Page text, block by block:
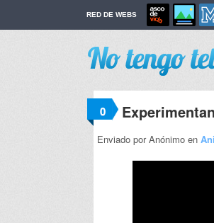
RED DE WEBS
0
Enviado por Anónimo en